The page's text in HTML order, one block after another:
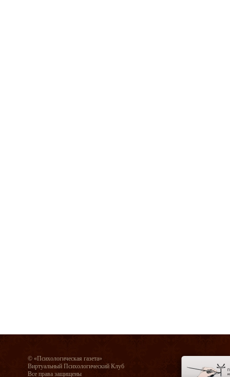
© «Психологическая газета»
Виртуальный Психологический Клуб
Все права защищены